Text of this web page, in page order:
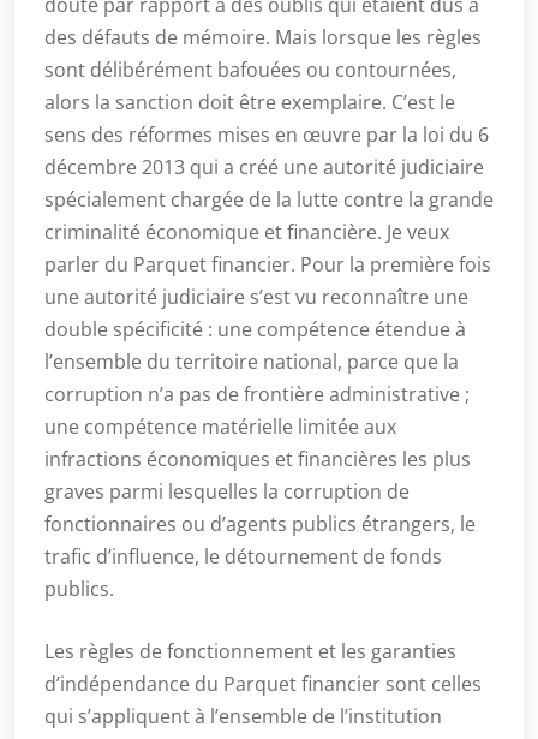
des défauts de mémoire. Mais lorsque les règles
sont délibérément bafouées ou contournées,
alors la sanction doit être exemplaire. C’est le
sens des réformes mises en œuvre par la loi du 6
décembre 2013 qui a créé une autorité judiciaire
spécialement chargée de la lutte contre la grande
criminalité économique et financière. Je veux
parler du Parquet financier. Pour la première fois
une autorité judiciaire s’est vu reconnaître une
double spécificité : une compétence étendue à
l’ensemble du territoire national, parce que la
corruption n’a pas de frontière administrative ;
une compétence matérielle limitée aux
infractions économiques et financières les plus
graves parmi lesquelles la corruption de
fonctionnaires ou d’agents publics étrangers, le
trafic d’influence, le détournement de fonds
publics.
Les règles de fonctionnement et les garanties
d’indépendance du Parquet financier sont celles
qui s’appliquent à l’ensemble de l’institution